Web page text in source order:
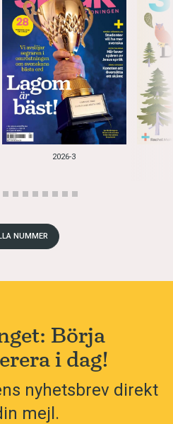
2026-3
NUMMER
Börja
i dag!
nyhetsbrev direkt
mejl.